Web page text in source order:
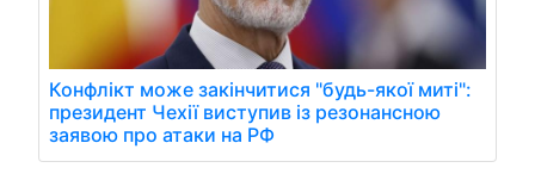
Конфлікт може закінчитися "будь-якої миті":
президент Чехії виступив із резонансною
заявою про атаки на РФ